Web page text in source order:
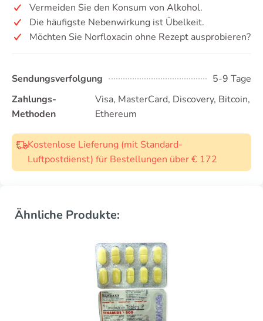
Vermeiden Sie den Konsum von Alkohol.
Die häufigste Nebenwirkung ist Übelkeit.
Möchten Sie Norfloxacin ohne Rezept ausprobieren?
Sendungsverfolgung
5-9 Tage
Zahlungs-
Methoden
Visa, MasterCard, Discovery, Bitcoin,
Ethereum
Kostenlose Lieferung (mit Standard-
Luftpostdienst) für Bestellungen über € 172
Ähnliche Produkte: